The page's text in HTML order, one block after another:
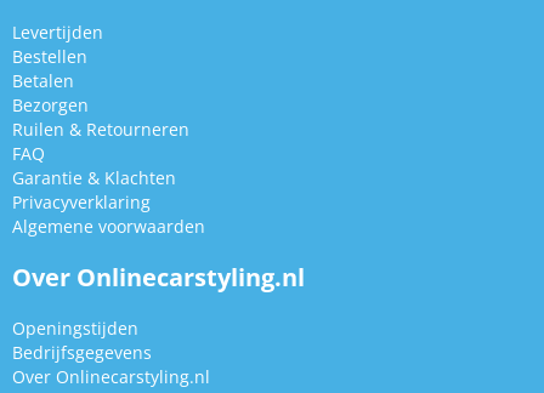
Levertijden
Bestellen
Betalen
Bezorgen
Ruilen & Retourneren
FAQ
Garantie & Klachten
Privacyverklaring
Algemene voorwaarden
Over Onlinecarstyling.nl
Openingstijden
Bedrijfsgegevens
Over Onlinecarstyling.nl